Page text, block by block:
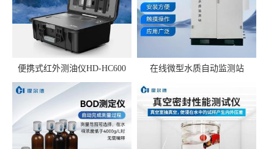
便携式红外测油仪HD-HC600 在线微型水质自动监测站